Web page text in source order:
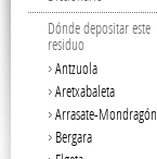
Dónde depositar este
residuo
Antzuola
Aretxabaleta
Arrasate-Mondragón
Bergara